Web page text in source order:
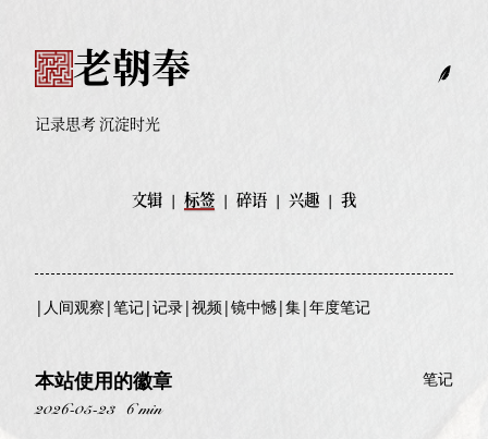
老朝奉
记录思考 沉淀时光
文辑 标签 碎语 兴趣 我
| 人间观察 |笔记|记录|视频|镜中憾|集|年度笔记
本站使用的徽章
2026-05-23 6 min
笔记